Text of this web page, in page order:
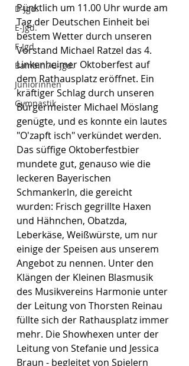
D-Jgd.
E-Jgd.
F-Jgd.
Bambini/G-Jgd.
Juniorinnen
Gymnastik
Pünktlich um 11.00 Uhr wurde am
Tag der Deutschen Einheit bei
bestem Wetter durch unseren
Vorstand Michael Ratzel das 4.
Linkenheimer Oktoberfest auf
dem Rathausplatz eröffnet. Ein
kräftiger Schlag durch unseren
Bürgermeister Michael Möslang
genügte, und es konnte ein lautes
"O'zapft isch" verkündet werden.
Das süffige Oktoberfestbier
mundete gut, genauso wie die
leckeren Bayerischen
Schmankerln, die gereicht
wurden: Frisch gegrillte Haxen
und Hähnchen, Obatzda,
Leberkäse, Weißwürste, um nur
einige der Speisen aus unserem
Angebot zu nennen. Unter den
Klängen der Kleinen Blasmusik
des Musikvereins Harmonie unter
der Leitung von Thorsten Reinau
füllte sich der Rathausplatz immer
mehr. Die Showhexen unter der
Leitung von Stefanie und Jessica
Braun - begleitet von Spielern